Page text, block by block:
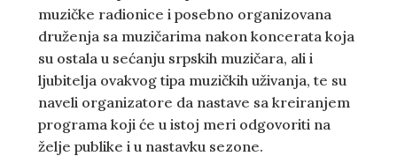
muzičke radionice i posebno organizovana
druženja sa muzičarima nakon koncerata koja
su ostala u sećanju srpskih muzičara, ali i
ljubitelja ovakvog tipa muzičkih uživanja, te su
naveli organizatore da nastave sa kreiranjem
programa koji će u istoj meri odgovoriti na
želje publike i u nastavku sezone.